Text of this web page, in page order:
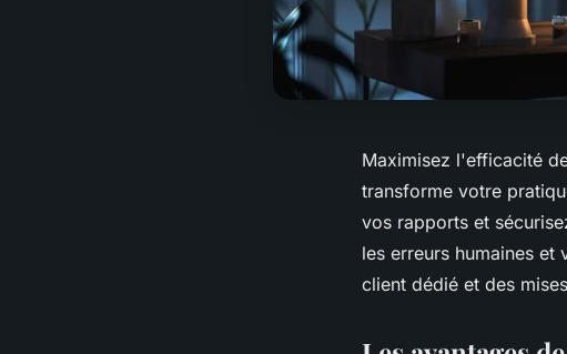
Maximisez l'efficacité
transforme votre
vos rapports et
les erreurs humaines
client dédié et des